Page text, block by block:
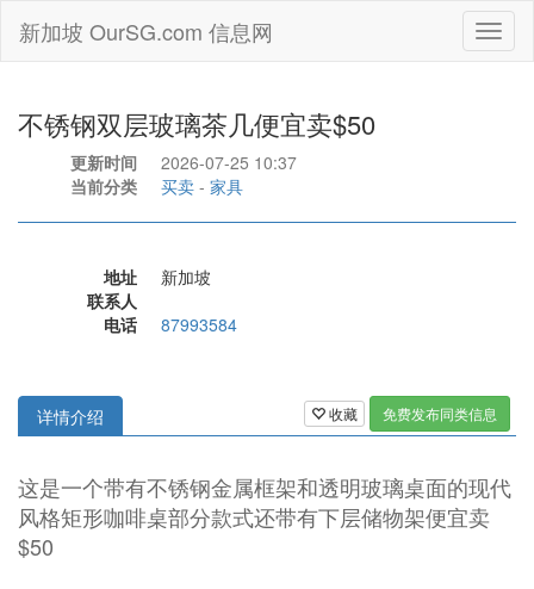
新加坡 OurSG.com 信息网
不锈钢双层玻璃茶几便宜卖$50
更新时间
2026-07-25 10:37
当前分类
买卖 - 家具
地址
新加坡
联系人
电话
87993584
收藏 免费发布同类信息
详情介绍
这是一个带有不锈钢金属框架和透明玻璃桌面的现代
风格矩形咖啡桌部分款式还带有下层储物架便宜卖
$50